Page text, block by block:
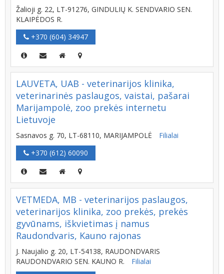
Žalioji g. 22, LT-91276, GINDULIŲ K. SENDVARIO SEN.
KLAIPĖDOS R.
+370 (604) 34947
LAUVETA, UAB - veterinarijos klinika,
veterinarinės paslaugos, vaistai, pašarai
Marijampolė, zoo prekės internetu
Lietuvoje
Sasnavos g. 70, LT-68110, MARIJAMPOLĖ
Filialai
+370 (612) 60090
VETMEDA, MB - veterinarijos paslaugos,
veterinarijos klinika, zoo prekės, prekės
gyvūnams, iškvietimas į namus
Raudondvaris, Kauno rajonas
J. Naujalio g. 20, LT-54138, RAUDONDVARIS
RAUDONDVARIO SEN. KAUNO R.
Filialai